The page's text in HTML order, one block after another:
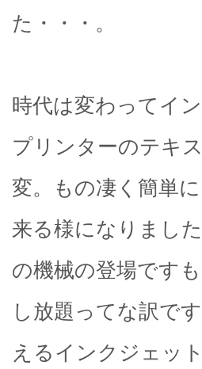
た・・・。
時代は変わってイ
プリンターのテキ
変。もの凄く簡単
来る様になりまし
の機械の登場です
し放題ってな訳で
えるインクジェッ